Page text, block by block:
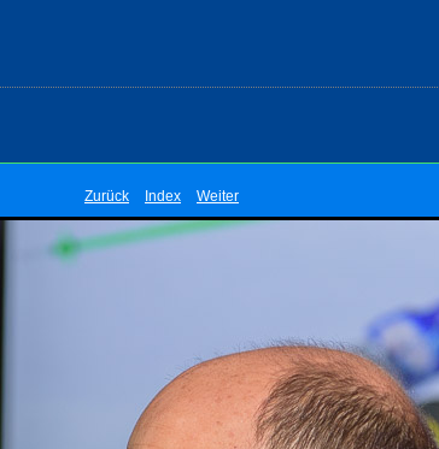
Zurück Index Weiter